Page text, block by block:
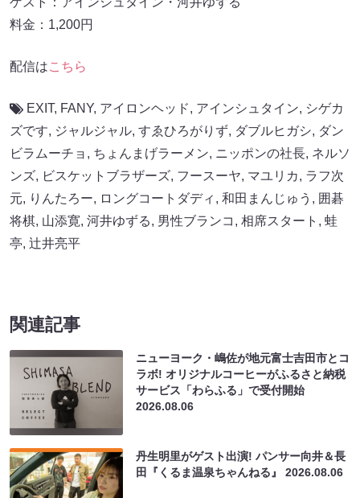
料金：1,200円
配信はこちら
EXIT, FANY, アイロンヘッド, アインシュタイン, シゲカ
ズです, ジャルジャル, すゑひろがりず, ダブルヒガシ, ダン
ビラムーチョ , ちょんまげラーメン, ニッポンの社長, ネルソ
ンズ, ビスケットブラザーズ, フースーヤ, マユリカ, ラフ次
元, りんたろー, ロングコートダディ , 和田まんじゅう , 囲碁
将棋, 山添寛, 河井ゆずる, 男性ブランコ , 相席スタート , 蛙
亭, 辻井亮平
関連記事
ニューヨーク・嶋佐が地元富士吉田市とコ
ラボ! オリジナルコーヒーがふるさと納税
サービス「わらふる」で受付開始
2026.08.06
丹生明里がゲスト出演! パンサー向井＆長
田『くるま温泉ちゃんねる』2026.08.06